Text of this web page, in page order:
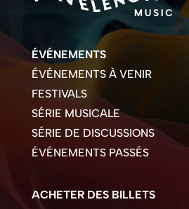
ÉVÉNEMENTS
ÉVÉNEMENTS À VENIR
FESTIVALS
SÉRIE MUSICALE
SÉRIE DE DISCUSSIONS
ÉVÉNEMENTS PASSÉS
ACHETER DES BILLETS